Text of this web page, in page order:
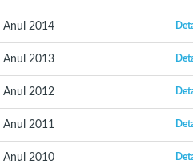
Anul 2014
Anul 2013
Anul 2012
Anul 2011
Anul 2010